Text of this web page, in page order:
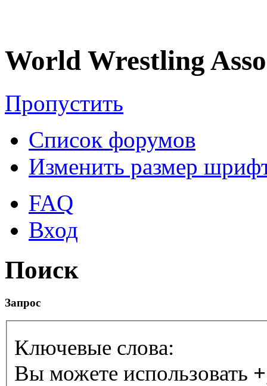
World Wrestling
Пропустить
Список форумов
Изменить размер
FAQ
Вход
Поиск
Запрос
Ключевые слова:
Вы можете использовать +